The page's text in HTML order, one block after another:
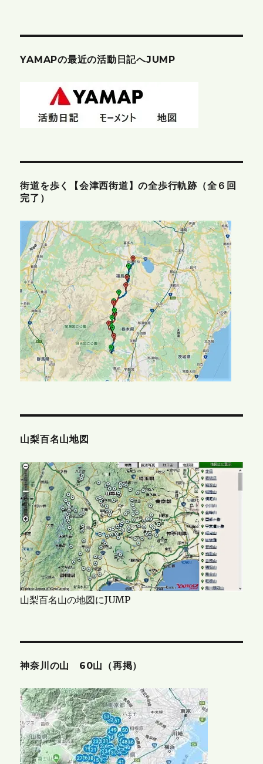
YAMAPの最近の活動日記へJUMP
街道を歩く【会津西街道】の全歩行軌跡（全６回
完了）
山梨百名山地図
山梨百名山の地図にJUMP
神奈川の山 60山（再掲）